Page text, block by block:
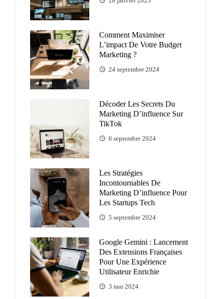
Comment Maximiser
L’impact De Votre Budget
Marketing ?
24 septembre 2024
Décoder Les Secrets Du
Marketing D’influence Sur
TikTok
6 septembre 2024
Les Stratégies
Incontournables De
Marketing D’influence Pour
Les Startups Tech
5 septembre 2024
Google Gemini : Lancement
Des Extensions Françaises
Pour Une Expérience
Utilisateur Enrichie
3 mai 2024